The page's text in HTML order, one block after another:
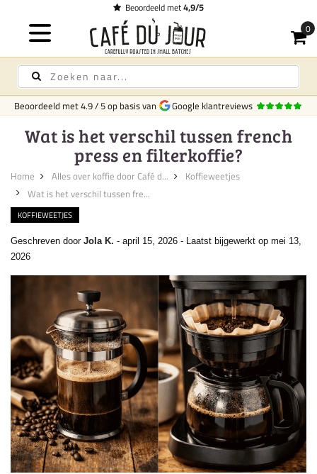
Beoordeeld met4.9/5op basis van Google klantreviews
Wat is het verschil tussen french
press en filterkoffie?
Home Alles over koffie door Café d...
Koffieweetjes
Wat is het verschil tussen fre...
KOFFIEWEETJES
Geschreven door Jola K. - april 15, 2026 - Laatst bijgewerkt op mei 13,
2026